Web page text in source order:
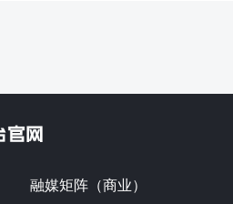
融媒矩阵（商业）